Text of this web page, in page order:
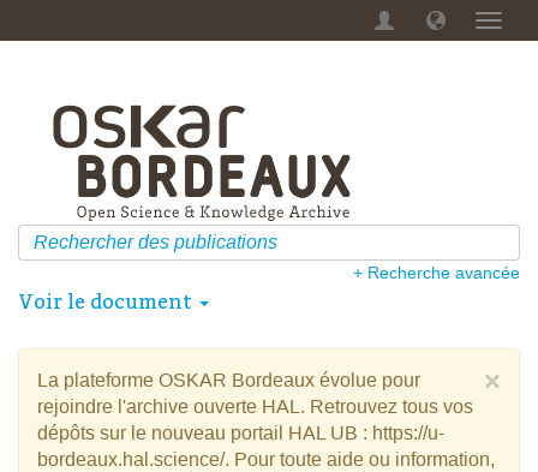
Menu
+ Recherche avancée
Voir le document
×
La plateforme OSKAR Bordeaux évolue pour
rejoindre l'archive ouverte HAL. Retrouvez tous vos
dépôts sur le nouveau portail HAL UB : https://u-
bordeaux.hal.science/. Pour toute aide ou information,